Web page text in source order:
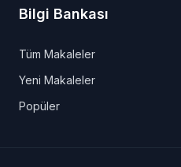
Bilgi Bankası
Tüm Makaleler
Yeni Makaleler
Popüler